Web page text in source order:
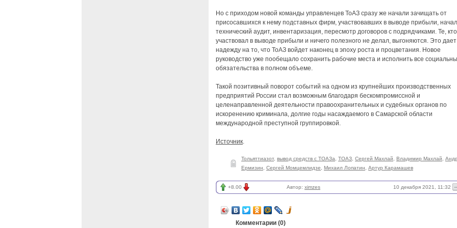
Но с приходом новой команды управленцев ТоАЗ сразу же начали зачищать от
присосавшихся к нему подставных фирм, участвовавших в выводе прибыли,
технический аудит, инвентаризация, пересмотр договоров с подрядчиками. Те, кто
участвовал в выводе прибыли и ничего полезного не делал, выгоняются. Это дает
надежду на то, что ТоАЗ войдет наконец в эпоху роста и процветания. Новое
руководство уже пообещало сохранить рабочие места и исполнить все
обязательства в полном объеме.
Такой позитивный поворот событий на одном из крупнейших производственных
предприятий России стал возможным благодаря бескомпромиссной и
целенаправленной деятельности правоохранительных и судебных органов по
искоренению криминала, долгие годы насаждаемого в Самарской области
международной преступной группировкой.
Источник.
Тольяттиазот, вывод средств с ТОАЗа ТОАЗ Сергей Махлай Владимир Махлай
Ермизин
Сергей Момцемлидзе Михаил Лопатин Артур Карамашев
+8.00 Автор: ximzes 10 декабря 2021, 11:32
Комментарии (0)